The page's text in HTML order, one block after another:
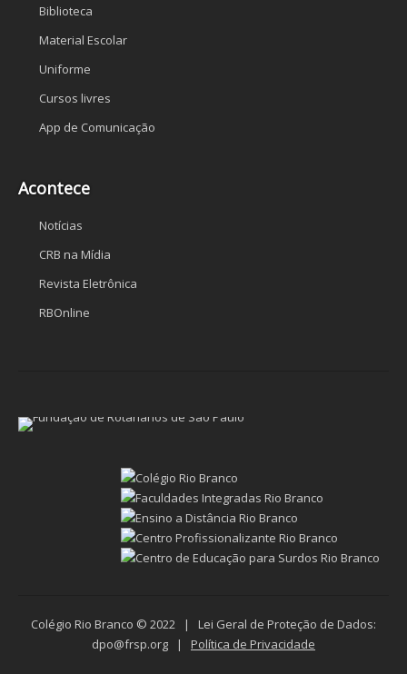
Biblioteca
Material Escolar
Uniforme
Cursos livres
App de Comunicação
Acontece
Notícias
CRB na Mídia
Revista Eletrônica
RBOnline
Colégio Rio Branco © 2022 | Lei Geral de Proteção de Dados:
dpo@frsp.org | Política de Privacidade